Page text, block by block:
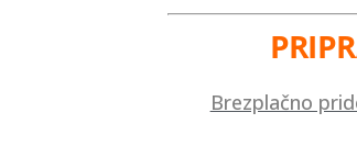
Brezplačno